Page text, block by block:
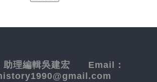
助理編輯吳建宏 Email：